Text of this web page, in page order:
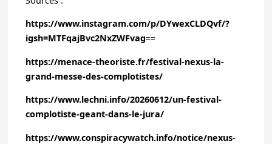
https://www.instagram.com/p/DYwexCLDQvf/?
igsh=MTFqajBvc2NxZWFvag==
https://menace-theoriste.fr/festival-nexus-la-
grand-messe-des-complotistes/
https://www.lechni.info/20260612/un-festival-
complotiste-geant-dans-le-jura/
https://www.conspiracywatch.info/notice/nexus-